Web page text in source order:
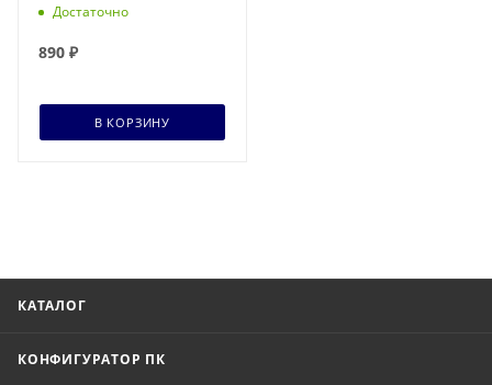
Достаточно
890 ₽
В КОРЗИНУ
КАТАЛОГ
КОНФИГУРАТОР ПК